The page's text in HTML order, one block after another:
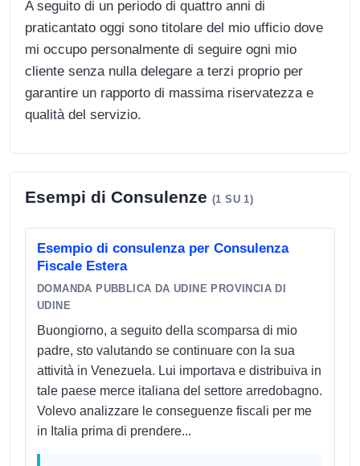
A seguito di un periodo di quattro anni di
praticantato oggi sono titolare del mio ufficio dove
mi occupo personalmente di seguire ogni mio
cliente senza nulla delegare a terzi proprio per
garantire un rapporto di massima riservatezza e
qualità del servizio.
Esempi di Consulenze (1 SU 1)
Esempio di consulenza per Consulenza
Fiscale Estera
DOMANDA PUBBLICA DA UDINE PROVINCIA DI
UDINE
Buongiorno, a seguito della scomparsa di mio
padre, sto valutando se continuare con la sua
attività in Venezuela. Lui importava e distribuiva in
tale paese merce italiana del settore arredobagno.
Volevo analizzare le conseguenze fiscali per me
in Italia prima di prendere...